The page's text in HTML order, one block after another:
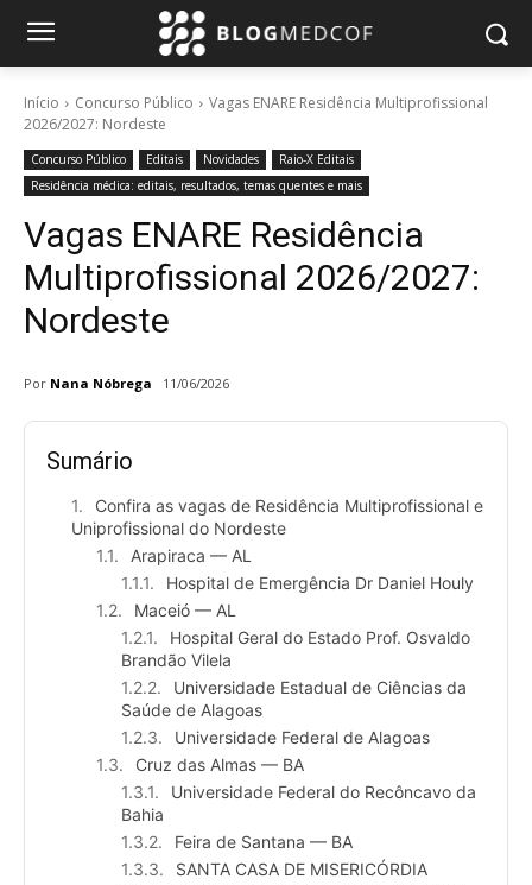
Início Concurso Público
Vagas ENARE Residência Multiprofissional
2026/2027: Nordeste
Concurso Público Editais Novidades
Raio-X Editais
Residência médica: editais, resultados, temas quentes e mais
Vagas ENARE Residência
Multiprofissional 2026/2027:
Nordeste
Por Nana Nóbrega 11/06/2026
Sumário
Confira as vagas de Residência Multiprofissional e
Uniprofissional do Nordeste
Arapiraca — AL
Hospital de Emergência Dr Daniel Houly
Maceió — AL
Hospital Geral do Estado Prof. Osvaldo
Brandão Vilela
Universidade Estadual de Ciências da
Saúde de Alagoas
Universidade Federal de Alagoas
Cruz das Almas — BA
Universidade Federal do Recôncavo da
Bahia
Feira de Santana — BA
SANTA CASA DE MISERICÓRDIA